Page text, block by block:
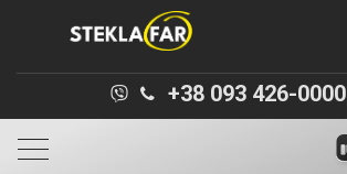
+38 093 426-0000